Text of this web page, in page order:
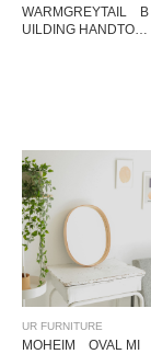
WARMGREYTAIL B
UILDING HANDTOW
UR FURNITURE
MOHEIM OVAL MI